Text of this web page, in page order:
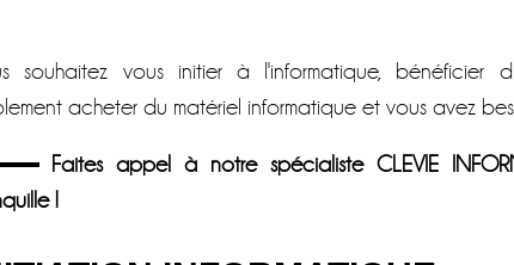
souhaitez vous initier à l'informatique, bénéficier
acheter du matériel informatique et vous avez
Faites appel à notre spécialiste CLEVIE
!